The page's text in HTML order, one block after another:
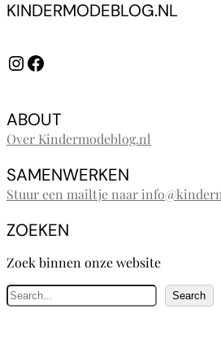
KINDERMODEBLOG.NL
InstagramFacebook
ABOUT
Over Kindermodeblog.nl
SAMENWERKEN
Stuur een mailtje naar
ZOEKEN
Zoek binnen onze website
Z
o
Search